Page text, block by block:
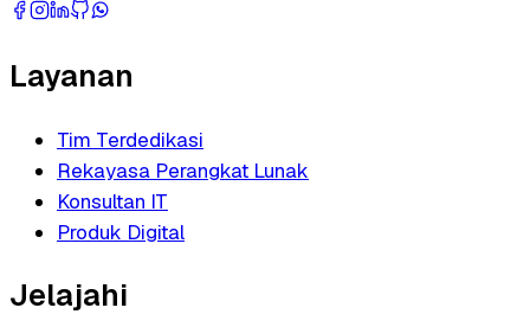
Layanan
Tim Terdedikasi
Rekayasa Perangkat Lunak
Konsultan IT
Produk Digital
Jelajahi